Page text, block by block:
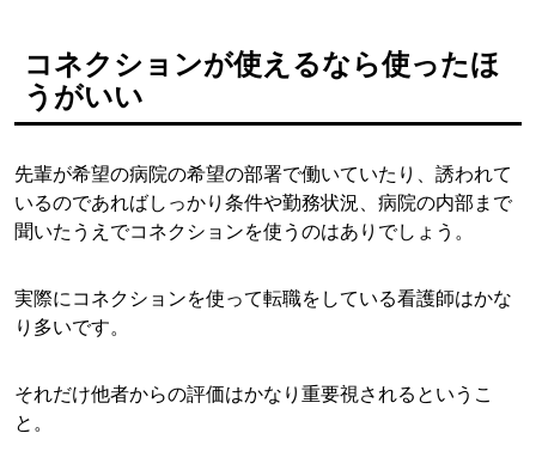
コネクションが使えるなら使ったほ
うがいい
先輩が希望の病院の希望の部署で働いていたり、誘われて
いるのであればしっかり条件や勤務状況、病院の内部まで
聞いたうえでコネクションを使うのはありでしょう。
実際にコネクションを使って転職をしている看護師はかな
り多いです。
それだけ他者からの評価はかなり重要視されるというこ
と。